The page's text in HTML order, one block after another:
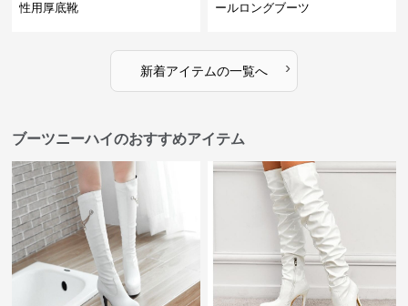
性用厚底靴
ールロングブーツ
新着アイテムの一覧へ ›
ブーツニーハイのおすすめアイテム